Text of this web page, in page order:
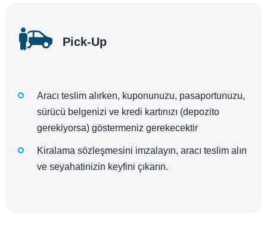
Pick-Up
Aracı teslim alırken, kuponunuzu, pasaportunuzu,
sürücü belgenizi ve kredi kartınızı (depozito
gerekiyorsa) göstermeniz gerekecektir
Kiralama sözleşmesini imzalayın, aracı teslim alın
ve seyahatinizin keyfini çıkarın.